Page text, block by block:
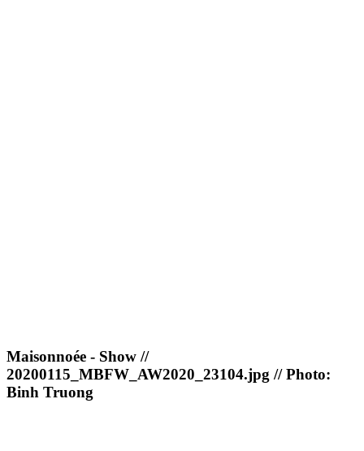
Maisonnoée - Show //
20200115_MBFW_AW2020_23104.jpg // Photo:
Binh Truong